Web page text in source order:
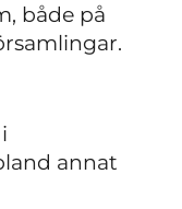
både på
annat